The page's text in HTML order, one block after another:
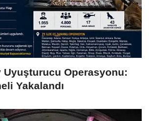
Uyuşturucu Operasyonu:
Yakalandı